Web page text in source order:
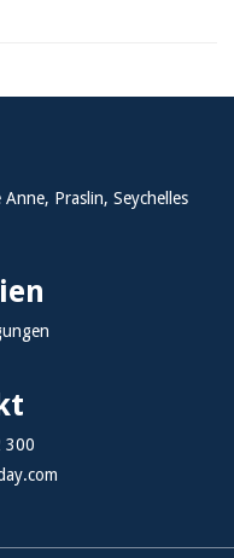
Praslin, Seychelles
300